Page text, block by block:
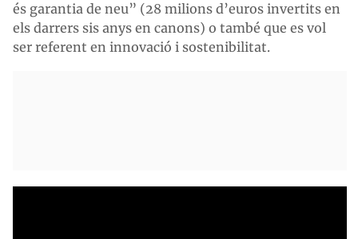
és garantia de neu” (28 milions d’euros invertits en
els darrers sis anys en canons) o també que es vol
ser referent en innovació i sostenibilitat.